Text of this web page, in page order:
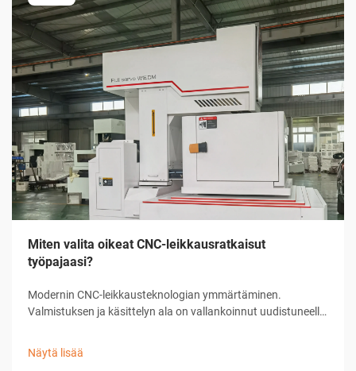
Miten valita oikeat CNC-leikkausratkaisut
työpajaasi?
Modernin CNC-leikkausteknologian ymmärtäminen.
Valmistuksen ja käsittelyn ala on vallankoinnut uudistuneella
kehittyneet järjestelmät yhdistävät tietokoneen ...
Näytä lisää